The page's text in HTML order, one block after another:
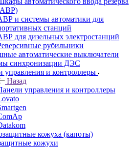
и системы автоматики для
станций
для дизельных электростанций
рубильники
автоматические выключатели
синхронизации ДЭС
управления и контроллеры
Назад
управления и контроллеры
кожуха (капоты)
кожухи